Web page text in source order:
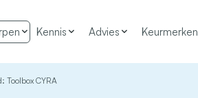
Kennis Advies Keurmerken
Toolbox CYRA